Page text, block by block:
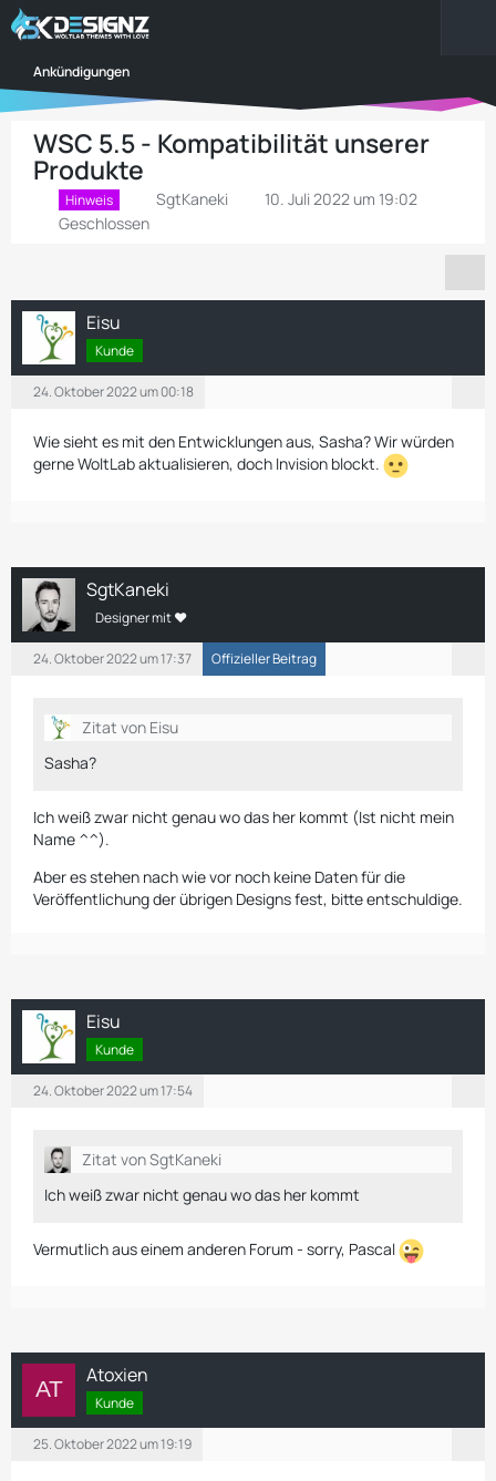
Ankündigungen
WSC 5.5 - Kompatibilität unserer
Produkte
Hinweis SgtKaneki
10. Juli 2022 um 19:02
Geschlossen
Eisu
Kunde
24. Oktober 2022 um 00:18
Wie sieht es mit den Entwicklungen aus, Sasha? Wir würden
gerne WoltLab aktualisieren, doch Invision blockt.
SgtKaneki
Designer mit ❤
24. Oktober 2022 um 17:37 Offizieller Beitrag
Zitat von Eisu
Sasha?
Ich weiß zwar nicht genau wo das her kommt (Ist nicht mein
Name ^^).
Aber es stehen nach wie vor noch keine Daten für die
Veröffentlichung der übrigen Designs fest, bitte entschuldige.
Eisu
Kunde
24. Oktober 2022 um 17:54
Zitat von SgtKaneki
Ich weiß zwar nicht genau wo das her kommt
Vermutlich aus einem anderen Forum - sorry, Pascal
Atoxien
Kunde
25. Oktober 2022 um 19:19